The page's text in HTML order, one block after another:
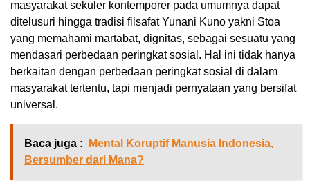
masyarakat sekuler kontemporer pada umumnya dapat
ditelusuri hingga tradisi filsafat Yunani Kuno yakni Stoa
yang memahami martabat, dignitas, sebagai sesuatu yang
mendasari perbedaan peringkat sosial. Hal ini tidak hanya
berkaitan dengan perbedaan peringkat sosial di dalam
masyarakat tertentu, tapi menjadi pernyataan yang bersifat
universal.
Baca juga :
Mental Koruptif Manusia Indonesia,
Bersumber dari Mana?